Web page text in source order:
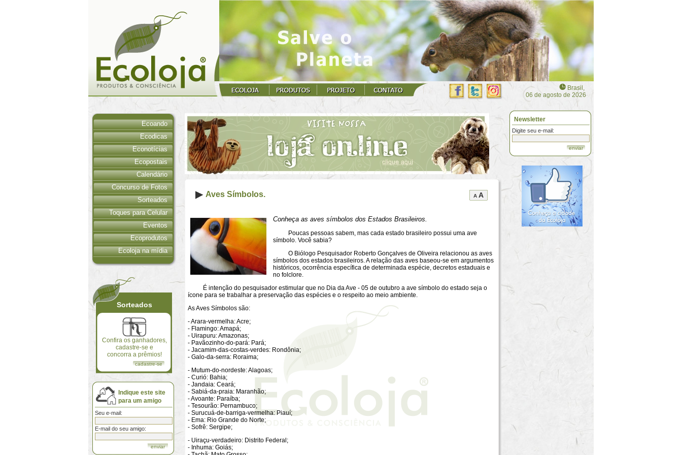
Brasil,
06 de agosto de 2026
Ecoando
Ecodicas
Econotícias
Ecopostais
Calendário
Concurso de Fotos
Sorteados
Toques para Celular
Eventos
Ecoprodutos
Ecoloja na mídia
Sorteados
Confira os ganhadores,
cadastre-se e
concorra a prêmios!
cadastre-se
Indique este site
para um amigo
Seu e-mail:
E-mail do seu amigo:
A A
Aves Símbolos.
Conheça as aves símbolos dos Estados Brasileiros.
Poucas pessoas sabem, mas cada estado brasileiro possui uma ave
símbolo. Você sabia?
O Biólogo Pesquisador Roberto Gonçalves de Oliveira relacionou as aves
símbolos dos estados brasileiros. A relação das aves baseou-se em argumentos
históricos, ocorrência específica de determinada espécie, decretos estaduais e
no folclore.
É intenção do pesquisador estimular que no Dia da Ave - 05 de outubro a ave símbolo do estado seja o
ícone para se trabalhar a preservação das espécies e o respeito ao meio ambiente.
As Aves Símbolos são:
- Arara-vermelha: Acre;
- Flamingo: Amapá;
- Uirapuru: Amazonas;
- Pavãozinho-do-pará: Pará;
- Jacamim-das-costas-verdes: Rondônia;
- Galo-da-serra: Roraima;
- Mutum-do-nordeste: Alagoas;
- Curió: Bahia;
- Jandaia: Ceará;
- Sabiá-da-praia: Maranhão;
- Avoante: Paraíba;
- Tesourão: Pernambuco;
- Surucuá-de-barriga-vermelha: Piauí;
- Ema: Rio Grande do Norte;
- Sofrê: Sergipe;
- Uiraçu-verdadeiro: Distrito Federal;
- Inhuma: Goiás;
Newsletter
Digite seu e-mail:
enviar